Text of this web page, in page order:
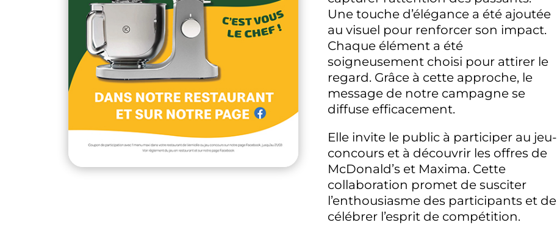
Une touche d’élégance a été ajoutée
au visuel pour renforcer son impact.
Chaque élément a été
soigneusement choisi pour attirer le
regard. Grâce à cette approche, le
message de notre campagne se
diffuse efficacement.
Elle invite le public à participer au jeu-
concours et à découvrir les offres de
McDonald’s et Maxima. Cette
collaboration promet de susciter
l’enthousiasme des participants et de
célébrer l’esprit de compétition.